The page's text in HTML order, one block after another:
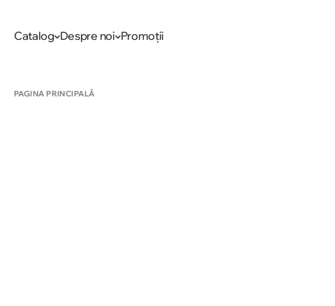
Catalog Despre noi Promoții
PAGINA PRINCIPALĂ